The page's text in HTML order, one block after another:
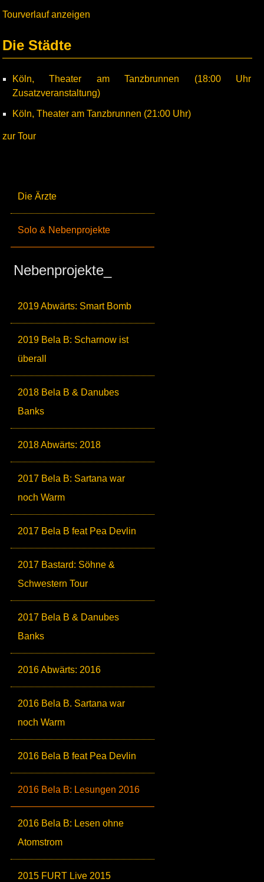
Die Ärzte
Solo & Nebenprojekte
Nebenprojekte_
2019 Abwärts: Smart Bomb
2019 Bela B: Scharnow ist
überall
2018 Bela B & Danubes
Banks
2018 Abwärts: 2018
2017 Bela B: Sartana war
noch Warm
2017 Bela B feat Pea Devlin
2017 Bastard: Söhne &
Schwestern Tour
2017 Bela B & Danubes
Banks
2016 Abwärts: 2016
2016 Bela B. Sartana war
noch Warm
2016 Bela B feat Pea Devlin
2016 Bela B: Lesungen 2016
2016 Bela B: Lesen ohne
Atomstrom
2015 FURT Live 2015
Tourverlauf anzeigen
Die Städte
Köln, Theater am Tanzbrunnen (18:00 Uhr
Zusatzveranstaltung)
Köln, Theater am Tanzbrunnen (21:00 Uhr)
zur Tour